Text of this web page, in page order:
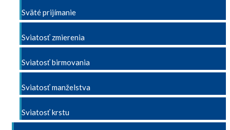
Sväté prijímanie
Sviatosť zmierenia
Sviatosť birmovania
Sviatosť manželstva
Sviatosť krstu